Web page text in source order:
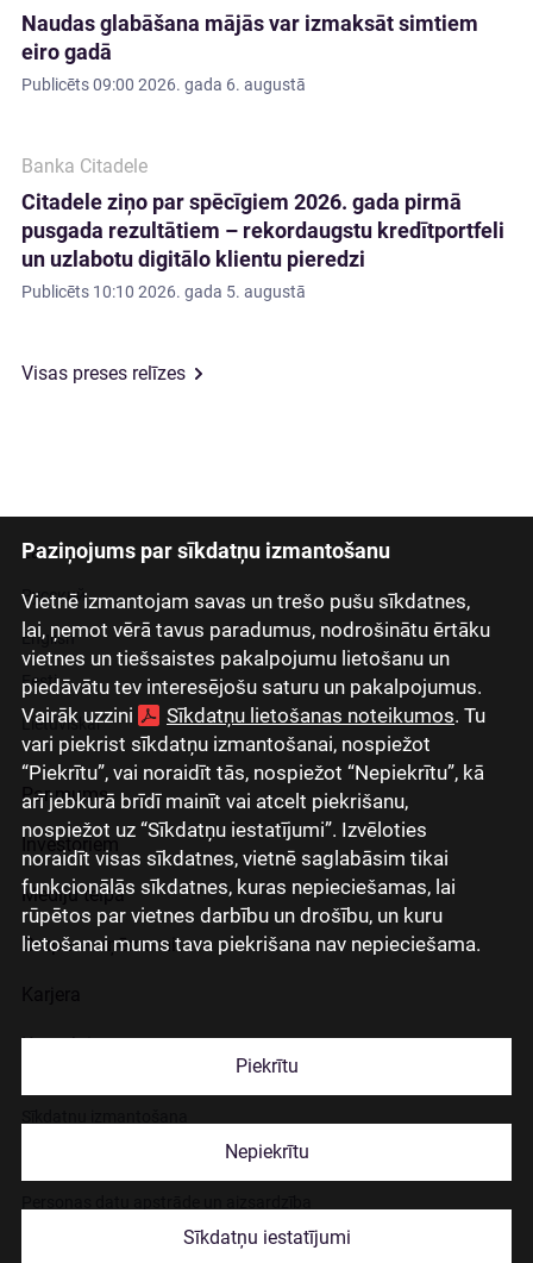
Paziņojums par sīkdatņu izmantošanu
Vietnē izmantojam savas un trešo pušu sīkdatnes,
lai, ņemot vērā tavus paradumus, nodrošinātu ērtāku
vietnes un tiešsaistes pakalpojumu lietošanu un
piedāvātu tev interesējošu saturu un pakalpojumus.
Vairāk uzzini
Sīkdatņu lietošanas noteikumos. Tu
vari piekrist sīkdatņu izmantošanai, nospiežot
“Piekrītu”, vai noraidīt tās, nospiežot “Nepiekrītu”, kā
arī jebkurā brīdī mainīt vai atcelt piekrišanu,
nospiežot uz “Sīkdatņu iestatījumi”. Izvēloties
noraidīt visas sīkdatnes, vietnē saglabāsim tikai
funkcionālās sīkdatnes, kuras nepieciešamas, lai
rūpētos par vietnes darbību un drošību, un kuru
lietošanai mums tava piekrišana nav nepieciešama.
Piekrītu
Nepiekrītu
Sīkdatņu iestatījumi
Naudas glabāšana mājās var izmaksāt simtiem
eiro gadā
Publicēts09:00 2026. gada 6. augustā
Banka Citadele
Citadele ziņo par spēcīgiem 2026. gada pirmā
pusgada rezultātiem – rekordaugstu kredītportfeli
un uzlabotu digitālo klientu pieredzi
Publicēts 10:10 2026. gada 5. augustā
Visas preses relīzes
Latviski
Русский
English
Eesti
Lietuviškai
Par mums
Investoriem
Mediju telpa
Grupas uzņēmumi
Kontakti
© 2026 Citadele Group